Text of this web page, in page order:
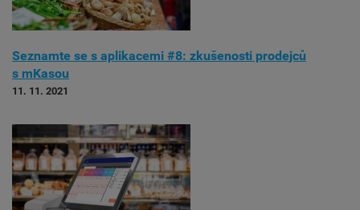
Seznamte se s aplikacemi #8: zkušenosti prodejců
s mKasou
11. 11. 2021